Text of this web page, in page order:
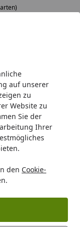
auf unserer
zu
Website zu
Sie der
Ihrer
den Cookie-
Angebote
& Pool-
468,99€)